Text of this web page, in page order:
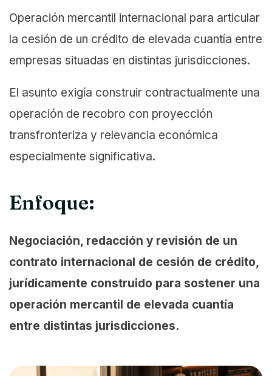
Operación mercantil internacional para articular
la cesión de un crédito de elevada cuantía entre
empresas situadas en distintas jurisdicciones.
El asunto exigía construir contractualmente una
operación de recobro con proyección
transfronteriza y relevancia económica
especialmente significativa.
Enfoque:
Negociación, redacción y revisión de un
contrato internacional de cesión de crédito,
jurídicamente construido para sostener una
operación mercantil de elevada cuantía
entre distintas jurisdicciones.